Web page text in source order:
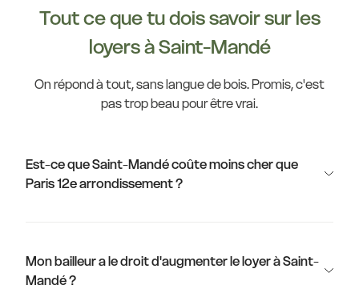
Tout ce que tu dois savoir sur les
loyers à Saint-Mandé
On répond à tout, sans langue de bois. Promis, c'est
pas trop beau pour être vrai.
Est-ce que Saint-Mandé coûte moins cher que
Paris 12e arrondissement ?
Mon bailleur a le droit d'augmenter le loyer à Saint-
Mandé ?